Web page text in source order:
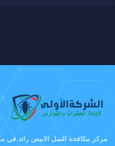
مركز مكافحة النمل الابيض رائد في